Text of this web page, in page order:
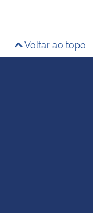
Voltar ao topo